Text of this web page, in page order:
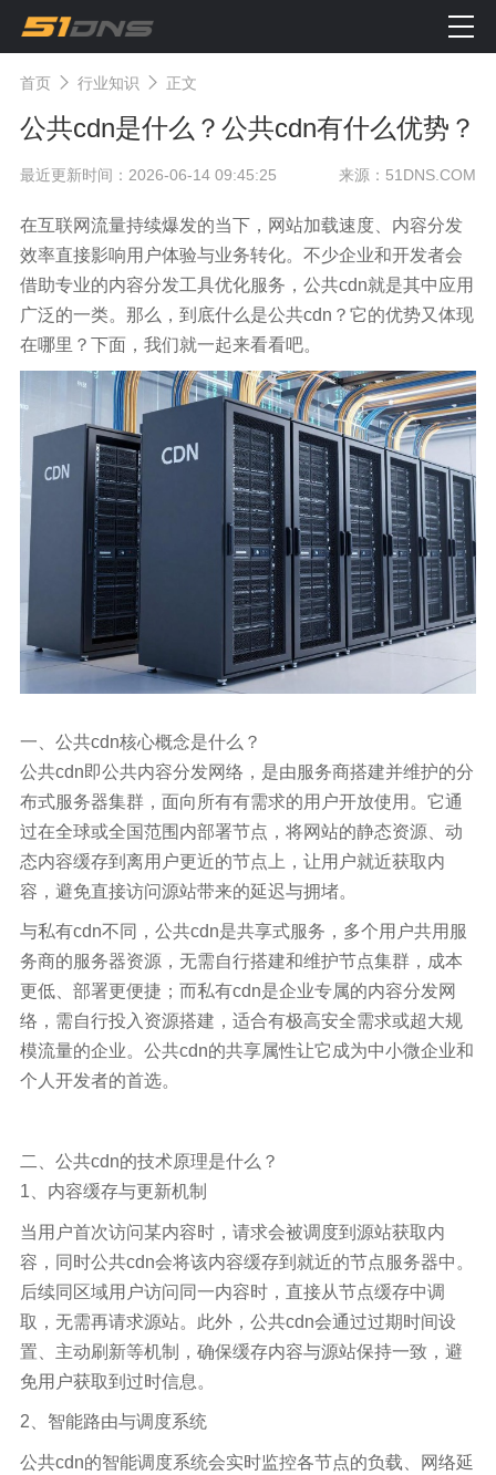
首页 行业知识 正文
公共cdn是什么？公共cdn有什么优势？
最近更新时间：2026-06-14 09:45:25 来源：51DNS.COM
在互联网流量持续爆发的当下，网站加载速度、内容分发
效率直接影响用户体验与业务转化。不少企业和开发者会
借助专业的内容分发工具优化服务，公共cdn就是其中应用
广泛的一类。那么，到底什么是公共cdn？它的优势又体现
在哪里？下面，我们就一起来看看吧。
一、公共cdn核心概念是什么？
公共cdn即公共内容分发网络，是由服务商搭建并维护的分
布式服务器集群，面向所有有需求的用户开放使用。它通
过在全球或全国范围内部署节点，将网站的静态资源、动
态内容缓存到离用户更近的节点上，让用户就近获取内
容，避免直接访问源站带来的延迟与拥堵。
与私有cdn不同，公共cdn是共享式服务，多个用户共用服
务商的服务器资源，无需自行搭建和维护节点集群，成本
更低、部署更便捷；而私有cdn是企业专属的内容分发网
络，需自行投入资源搭建，适合有极高安全需求或超大规
模流量的企业。公共cdn的共享属性让它成为中小微企业和
个人开发者的首选。
二、公共cdn的技术原理是什么？
1、内容缓存与更新机制
当用户首次访问某内容时，请求会被调度到源站获取内
容，同时公共cdn会将该内容缓存到就近的节点服务器中。
后续同区域用户访问同一内容时，直接从节点缓存中调
取，无需再请求源站。此外，公共cdn会通过过期时间设
置、主动刷新等机制，确保缓存内容与源站保持一致，避
免用户获取到过时信息。
2、智能路由与调度系统
公共cdn的智能调度系统会实时监控各节点的负载、网络延